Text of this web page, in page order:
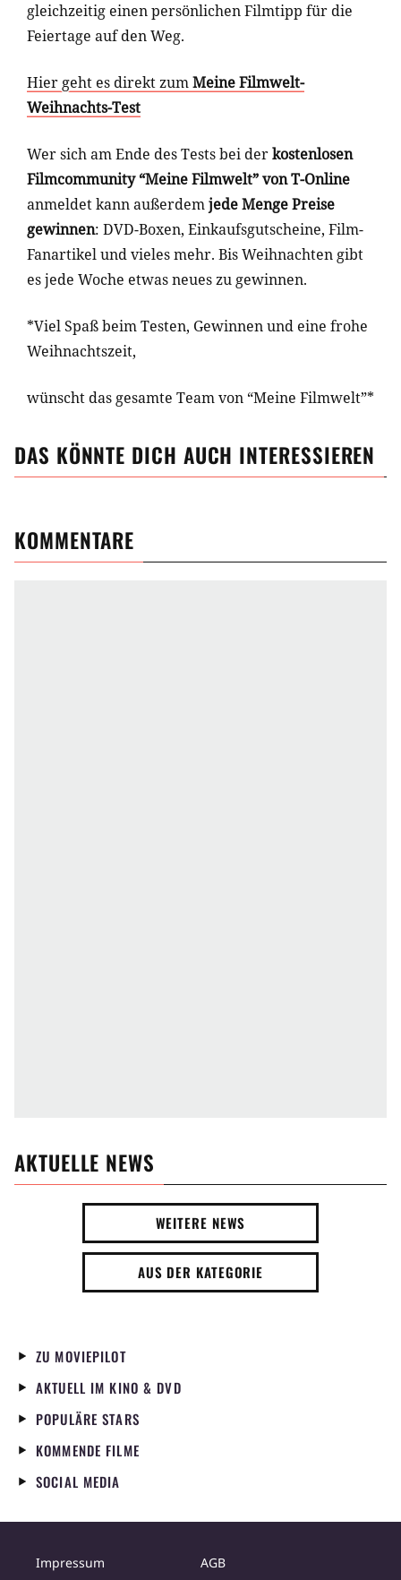
gleichzeitig einen persönlichen Filmtipp für die
Feiertage auf den Weg.
Hier geht es direkt zumMeine Filmwelt-
Weihnachts-Test
Wer sich am Ende des Tests bei derkostenlosen
Filmcommunity “Meine Filmwelt” von T-Online
anmeldet kann außerdemjede Menge Preise
gewinnen: DVD-Boxen, Einkaufsgutscheine, Film-
Fanartikel und vieles mehr. Bis Weihnachten gibt
es jede Woche etwas neues zu gewinnen.
*Viel Spaß beim Testen, Gewinnen und eine frohe
Weihnachtszeit,
wünscht das gesamte Team von “Meine Filmwelt”*
DAS KÖNNTE DICH AUCH INTERESSIEREN
KOMMENTARE
AKTUELLE NEWS
WEITERE NEWS
AUS DER KATEGORIE
ZU MOVIEPILOT
AKTUELL IM KINO & DVD
POPULÄRE STARS
KOMMENDE FILME
SOCIAL MEDIA
Impressum AGB